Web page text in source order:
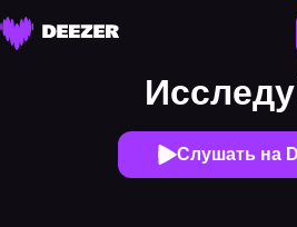
Слушать на